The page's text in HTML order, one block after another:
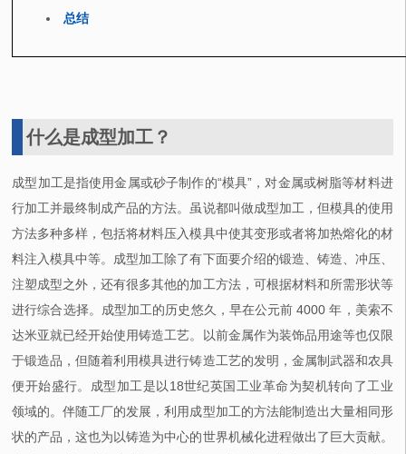
总结
什么是成型加工？
成型加工是指使用金属或砂子制作的“模具”，对金属或树脂等材料进
行加工并最终制成产品的方法。虽说都叫做成型加工，但模具的使用
方法多种多样，包括将材料压入模具中使其变形或者将加热熔化的材
料注入模具中等。成型加工除了有下面要介绍的锻造、铸造、冲压、
注塑成型之外，还有很多其他的加工方法，可根据材料和所需形状等
进行综合选择。成型加工的历史悠久，早在公元前 4000 年，美索不
达米亚就已经开始使用铸造工艺。以前金属作为装饰品用途等也仅限
于锻造品，但随着利用模具进行铸造工艺的发明，金属制武器和农具
便开始盛行。成型加工是以18世纪英国工业革命为契机转向了工业
领域的。伴随工厂的发展，利用成型加工的方法能制造出大量相同形
状的产品，这也为以铸造为中心的世界机械化进程做出了巨大贡献。